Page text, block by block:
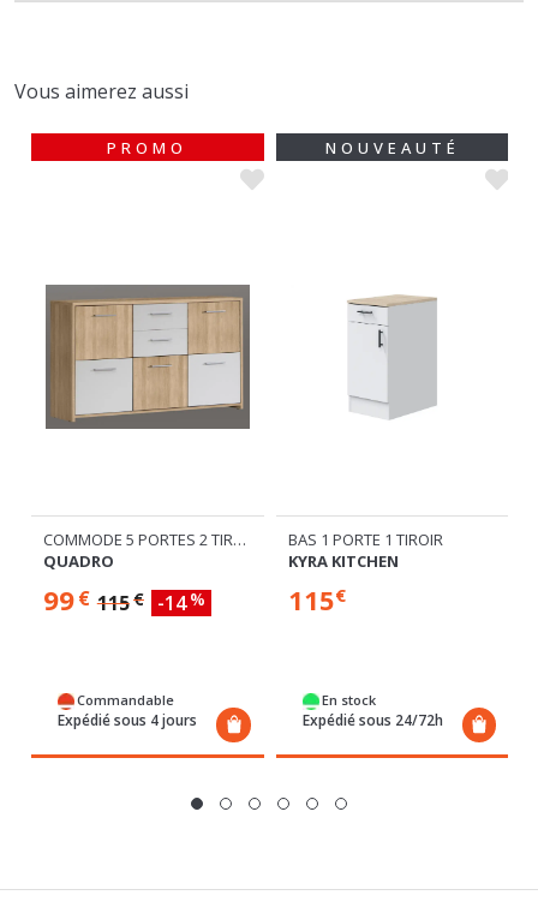
COMMODE 5 PORTES 2 TIROIRS
QUADRO
99€ 115
Expédié sous 4 jours
BAS 1 PORTE 1 TIROIR
KYRA KITCHEN
115€
Expédié sous 24/72h